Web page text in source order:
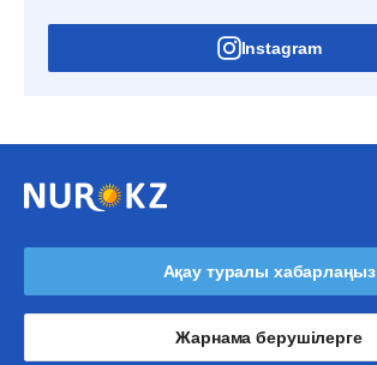
Instagram
Ақау туралы хабарлаңыз
Жарнама берушілерге